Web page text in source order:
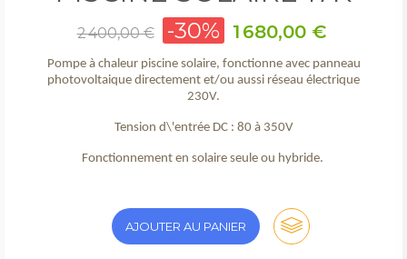
Prix
de
2 400,00 € -30% Prix
1 680,00 €
Pompe à chaleur piscine solaire, fonctionne avec panneau
photovoltaique directement et/ou aussi réseau électrique
230V.
Tension d\'entrée DC : 80 à 350V
Fonctionnement en solaire seule ou hybride.
AJOUTER AU PANIER